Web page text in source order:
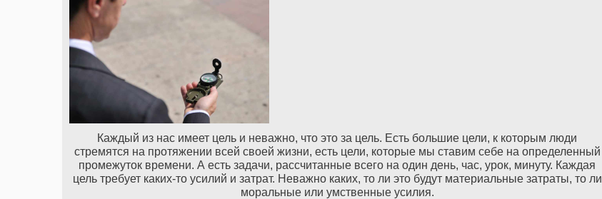
Каждый из нас имеет цель и неважно, что это за цель. Есть большие цели, к которым люди
стремятся на протяжении всей своей жизни, есть цели, которые мы ставим себе на определенный
промежуток времени. А есть задачи, рассчитанные всего на один день, час, урок, минуту. Каждая
цель требует каких-то усилий и затрат. Неважно каких, то ли это будут материальные затраты, то ли
моральные или умственные усилия.